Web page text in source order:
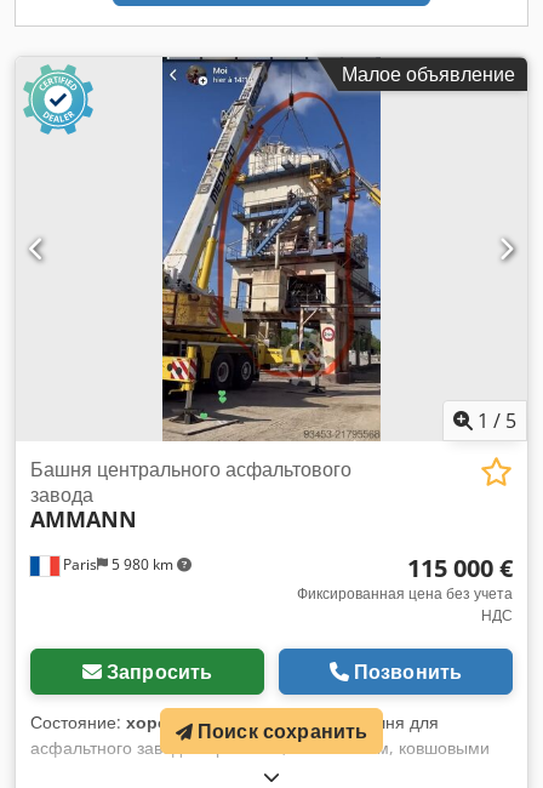
Малое объявление
1 / 5
Paris 5 980 km
Башня центрального асфальтового
завода
AMMANN
115 000 €
Фиксированная цена без учета
НДС
Запросить Позвонить
Состояние: хорошее состояние (б/у), Башня для
асфальтного завода с грохотом, смесителем, ковшовыми
элеваторами... Производительность 160 тонн в час.
Поиск сохранить